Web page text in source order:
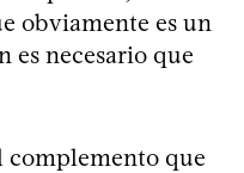
obviamente es un
necesario que
complemento que